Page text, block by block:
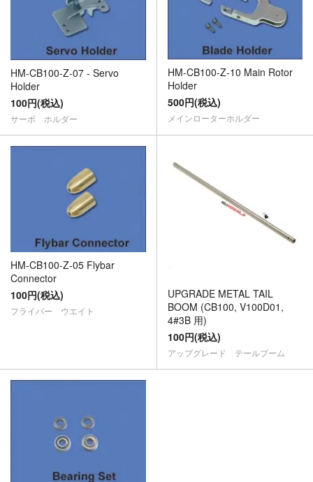
HM-CB100-Z-07 - Servo
Holder
100円(税込)
サーボ ホルダー
HM-CB100-Z-10 Main Rotor
Holder
500円(税込)
メインローターホルダー
HM-CB100-Z-05 Flybar
Connector
100円(税込)
フライバー ウエイト
UPGRADE METAL TAIL
BOOM (CB100, V100D01,
4#3B 用)
100円(税込)
アップグレード テールブーム